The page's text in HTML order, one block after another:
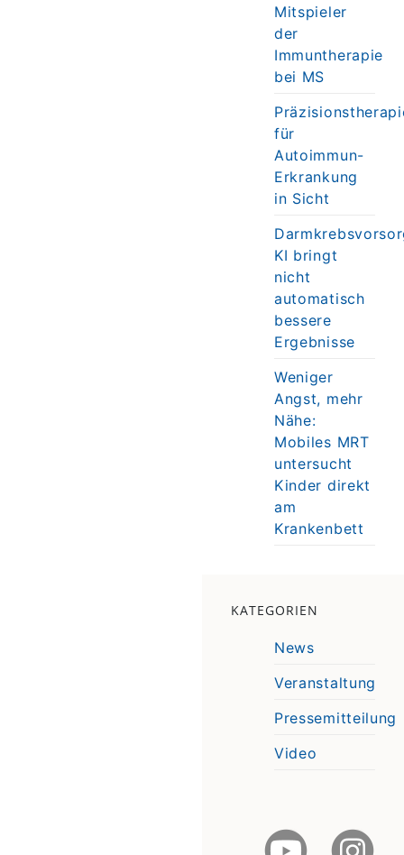
Mitspieler
der
Immuntherapie
bei MS
für
Autoimmun-
Erkrankung
in Sicht
KI bringt
nicht
automatisch
bessere
Ergebnisse
Weniger
Angst, mehr
Nähe:
Mobiles MRT
untersucht
Kinder direkt
am
Krankenbett
KATEGORIEN
News
Veranstaltung
Pressemitteilung
Video